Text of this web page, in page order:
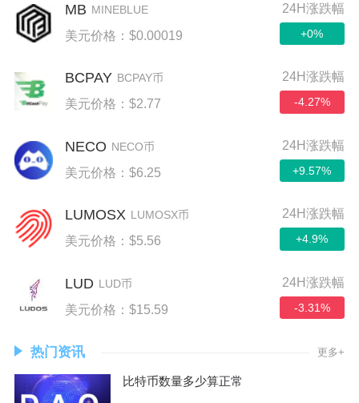
MB MINEBLUE
美元价格：$0.00019
24H涨跌幅
+0%
BCPAY BCPAY币
美元价格：$2.77
24H涨跌幅
-4.27%
NECO NECO币
美元价格：$6.25
24H涨跌幅
+9.57%
LUMOSX LUMOSX币
美元价格：$5.56
24H涨跌幅
+4.9%
LUD LUD币
美元价格：$15.59
24H涨跌幅
-3.31%
热门资讯 更多+
比特币数量多少算正常